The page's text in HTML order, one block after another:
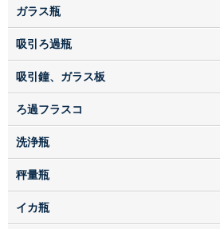
ガラス瓶
吸引ろ過瓶
吸引鐘、ガラス板
ろ過フラスコ
洗浄瓶
秤量瓶
イカ瓶